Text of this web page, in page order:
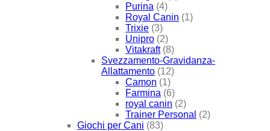
Purina (4)
Royal Canin (1)
Trixie (3)
Unipro (2)
Vitakraft (8)
Svezzamento-Gravidanza-
Allattamento (12)
Camon (1)
Farmina (6)
royal canin (2)
Trainer Personal (2)
Giochi per Cani (83)